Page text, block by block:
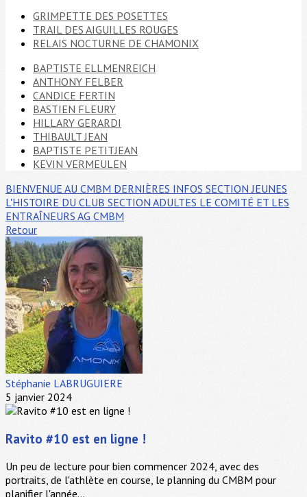
GRIMPETTE DES POSETTES
TRAIL DES AIGUILLES ROUGES
RELAIS NOCTURNE DE CHAMONIX
BAPTISTE ELLMENREICH
ANTHONY FELBER
CANDICE FERTIN
BASTIEN FLEURY
HILLARY GERARDI
THIBAULT JEAN
BAPTISTE PETITJEAN
KEVIN VERMEULEN
BIENVENUE AU CMBM DERNIÈRES INFOS SECTION JEUNES
L'HISTOIRE DU CLUB SECTION ADULTES LE COMITÉ ET LES
ENTRAÎNEURS AG CMBM
Retour
Stéphanie LABRUGUIERE
5 janvier 2024
Ravito #10 est en ligne !
Un peu de lecture pour bien commencer 2024, avec des
portraits, de l'athlète en course, le planning du CMBM pour
planifier l'année...